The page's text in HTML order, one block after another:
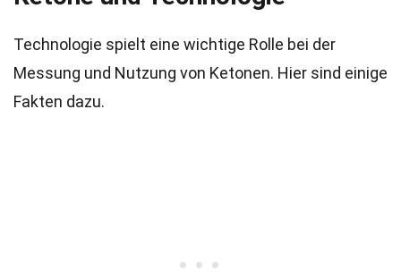
Technologie spielt eine wichtige Rolle bei der
Messung und Nutzung von Ketonen. Hier sind einige
Fakten dazu.